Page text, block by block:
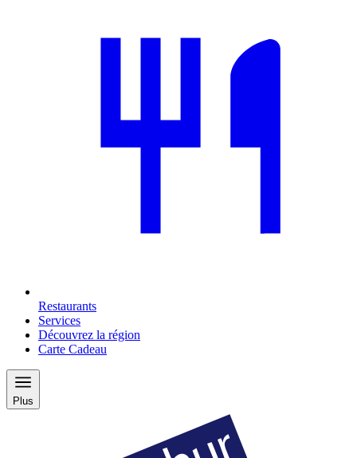
Restaurants
Services
Découvrez la région
Carte Cadeau
Plus